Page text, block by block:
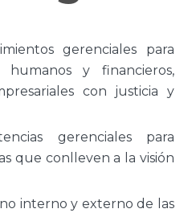
gerenciales para
humanos y financieros,
con justicia y
gerenciales para
que conlleven a la visión
interno y externo de las